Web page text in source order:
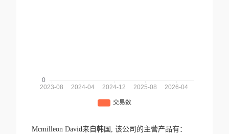
Mcmilleon David来自韩国, 该公司的主营产品有：